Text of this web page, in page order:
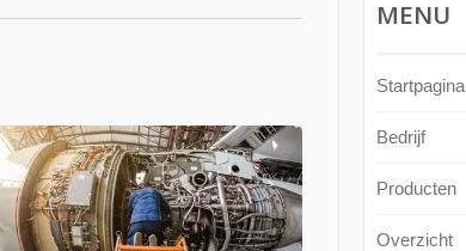
MENU
Startpagina
Bedrijf
Producten
Overzicht